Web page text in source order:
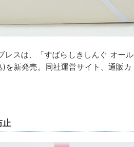
レスは、「すばらしきしんぐ オール
新発売。同社運営サイト、通販カ
止